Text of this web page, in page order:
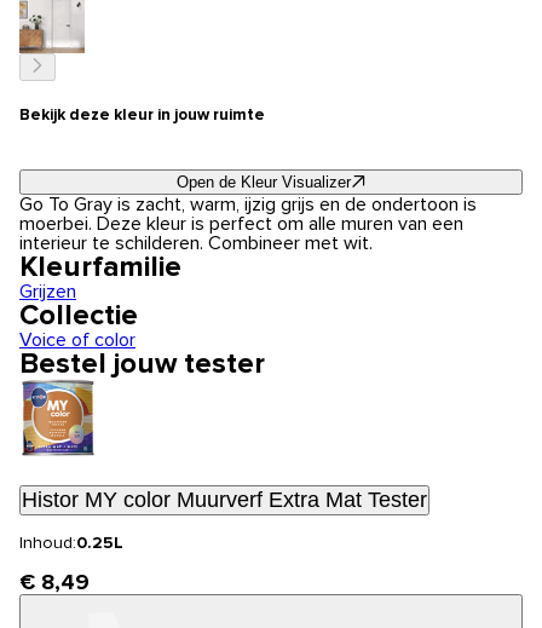
Bekijk deze kleur in jouw ruimte
Open de Kleur Visualizer
Go To Gray is zacht, warm, ijzig grijs en de ondertoon is
moerbei. Deze kleur is perfect om alle muren van een
interieur te schilderen. Combineer met wit.
Kleurfamilie
Grijzen
Collectie
Voice of color
Bestel jouw tester
Histor MY color Muurverf Extra Mat Tester
Inhoud:0.25L
€ 8,49